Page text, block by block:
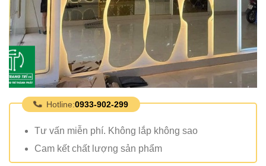
Hotline:0933-902-299
Tư vấn miễn phí. Không lắp không sao
Cam kết chất lượng sản phẩm